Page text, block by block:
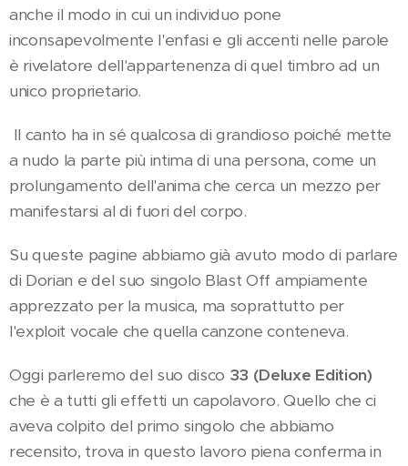
anche il modo in cui un individuo pone
inconsapevolmente l'enfasi e gli accenti nelle parole
è rivelatore dell'appartenenza di quel timbro ad un
unico proprietario.
Il canto ha in sé qualcosa di grandioso poiché mette
a nudo la parte più intima di una persona, come un
prolungamento dell'anima che cerca un mezzo per
manifestarsi al di fuori del corpo.
Su queste pagine abbiamo già avuto modo di parlare
di Dorian e del suo singolo Blast Off ampiamente
apprezzato per la musica, ma soprattutto per
l'exploit vocale che quella canzone conteneva.
Oggi parleremo del suo disco 33 (Deluxe Edition)
che è a tutti gli effetti un capolavoro. Quello che ci
aveva colpito del primo singolo che abbiamo
recensito, trova in questo lavoro piena conferma in